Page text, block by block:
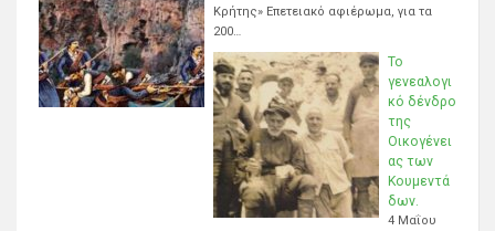
Κρήτης» Επετειακό αφιέρωμα, για τα
200…
Το
γενεαλογι
κό δένδρο
της
Οικογένει
ας των
Κουμεντά
δων.
4 Μαΐου